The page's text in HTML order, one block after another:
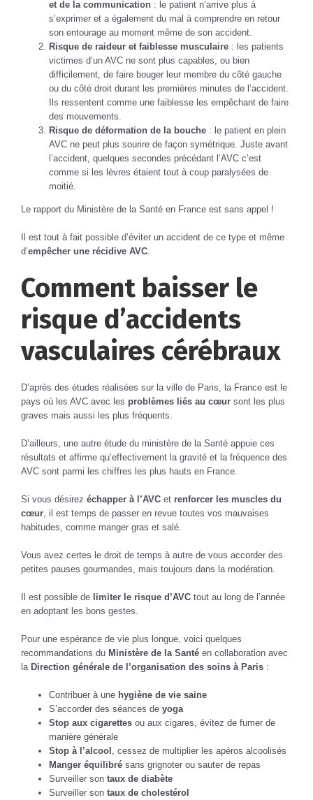
et de la communication : le patient n’arrive plus à
s’exprimer et a également du mal à comprendre en retour
son entourage au moment même de son accident.
Risque de raideur et faiblesse musculaire : les patients
victimes d’un AVC ne sont plus capables, ou bien
difficilement, de faire bouger leur membre du côté gauche
ou du côté droit durant les premières minutes de l’accident.
Ils ressentent comme une faiblesse les empêchant de faire
des mouvements.
Risque de déformation de la bouche : le patient en plein
AVC ne peut plus sourire de façon symétrique. Juste avant
l’accident, quelques secondes précédant l’AVC c’est
comme si les lèvres étaient tout à coup paralysées de
moitié.
Le rapport du Ministère de la Santé en France est sans appel !
Il est tout à fait possible d’éviter un accident de ce type et même
d’empêcher une récidive AVC
Comment baisser le
risque d’accidents
vasculaires cérébraux
D’après des études réalisées sur la ville de Paris, la France est le
pays où les AVC avec les problèmes liés au cœur sont les plus
graves mais aussi les plus fréquents.
D’ailleurs, une autre étude du ministère de la Santé appuie ces
résultats et affirme qu’effectivement la gravité et la fréquence des
AVC sont parmi les chiffres les plus hauts en France.
Si vous désirez échapper à l’AVC et renforcer les muscles du
cœur , il est temps de passer en revue toutes vos mauvaises
habitudes, comme manger gras et salé.
Vous avez certes le droit de temps à autre de vous accorder des
petites pauses gourmandes, mais toujours dans la modération.
Il est possible de limiter le risque d’AVC tout au long de l’année
en adoptant les bons gestes.
Pour une espérance de vie plus longue, voici quelques
recommandations du Ministère de la Santé en collaboration avec
la Direction générale de l’organisation des soins à Paris :
Contribuer à une hygiène de vie saine
S’accorder des séances de yoga
Stop aux cigarettes ou aux cigares, évitez de fumer de
manière générale
Stop à l’alcool
, cessez de multiplier les apéros alcoolisés
Manger équilibré sans grignoter ou sauter de repas
Surveiller son taux de diabète
Surveiller son taux de cholestérol